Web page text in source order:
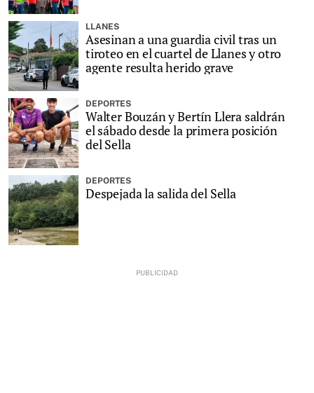
LLANES
Asesinan a una guardia civil tras un
tiroteo en el cuartel de Llanes y otro
agente resulta herido grave
DEPORTES
Walter Bouzán y Bertín Llera saldrán
el sábado desde la primera posición
del Sella
DEPORTES
Despejada la salida del Sella